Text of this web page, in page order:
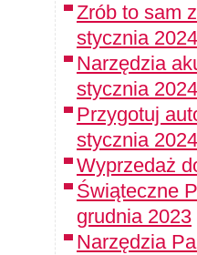
Zrób to sam
stycznia 2024
Narzędzia
stycznia 2024
Przygotuj
stycznia 2024
Wyprzedaż
Świąteczne
grudnia 2023
Narzędzia